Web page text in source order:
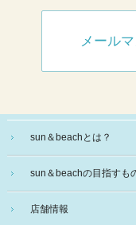
メール
sun＆beachとは？
sun＆beachの目指すも
店舗情報